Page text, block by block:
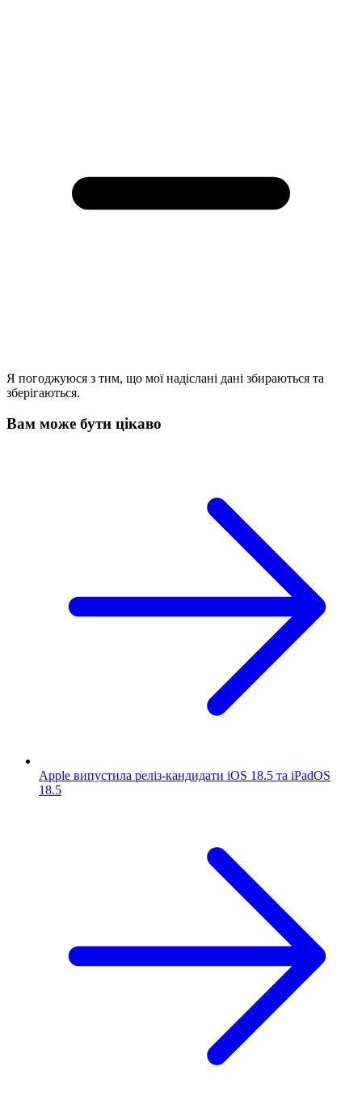
Я погоджуюся з тим, що мої надіслані дані збираються та
зберігаються.
Вам може бути цікаво
Apple випустила реліз-кандидати iOS 18.5 та iPadOS
18.5